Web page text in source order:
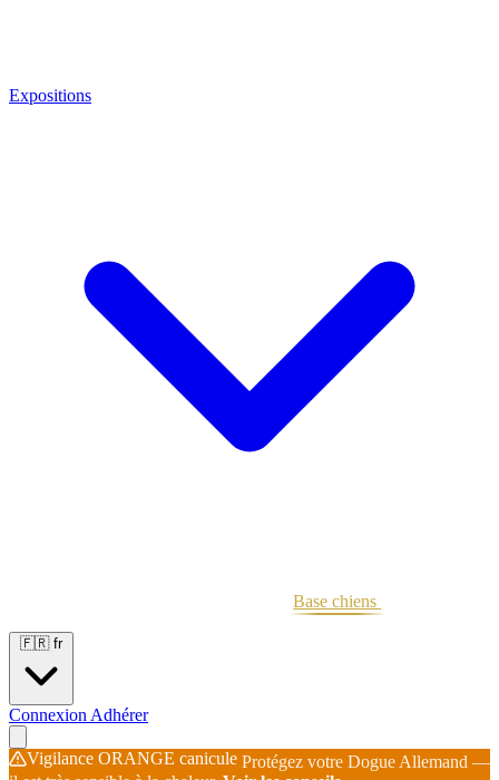
Expositions
Base chiens
🇫🇷 fr
Connexion Adhérer
Vigilance ORANGE canicule Protégez votre Dogue Allemand —